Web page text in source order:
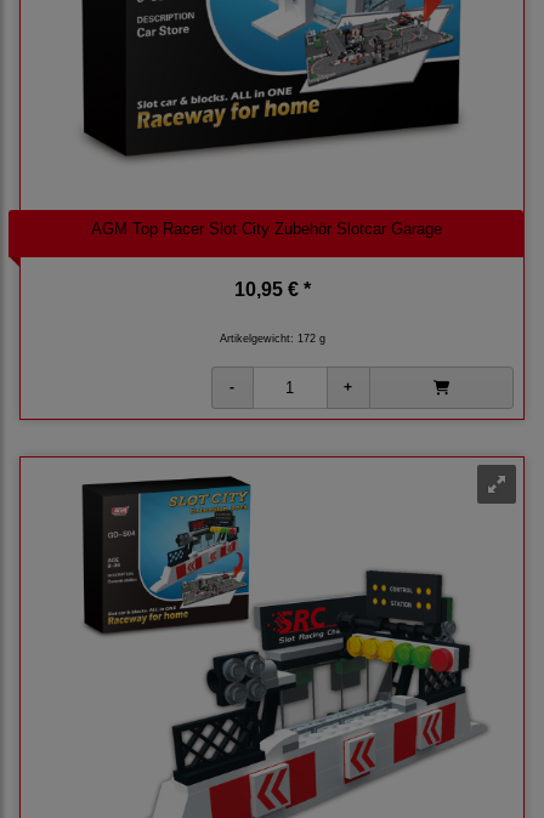
AGM Top Racer Slot City Zubehör Slotcar Garage
10,95 € *
Artikelgewicht: 172 g